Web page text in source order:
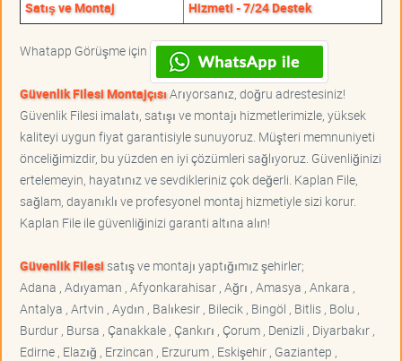
Satış ve Montaj
Hizmeti - 7/24 Destek
Whatapp Görüşme için
Güvenlik Filesi MontajçısıArıyorsanız, doğru adrestesiniz!
Güvenlik Filesi imalatı, satışı ve montajı hizmetlerimizle, yüksek
kaliteyi uygun fiyat garantisiyle sunuyoruz. Müşteri memnuniyeti
önceliğimizdir, bu yüzden en iyi çözümleri sağlıyoruz. Güvenliğinizi
ertelemeyin, hayatınız ve sevdikleriniz çok değerli. Kaplan File,
sağlam, dayanıklı ve profesyonel montaj hizmetiyle sizi korur.
Kaplan File ile güvenliğinizi garanti altına alın!
Güvenlik Filesisatış ve montajı yaptığımız şehirler;
Adana , Adıyaman , Afyonkarahisar , Ağrı , Amasya , Ankara ,
Antalya , Artvin , Aydın , Balıkesir , Bilecik , Bingöl , Bitlis , Bolu ,
Burdur , Bursa , Çanakkale , Çankırı , Çorum , Denizli , Diyarbakır ,
Edirne , Elazığ , Erzincan , Erzurum , Eskişehir , Gaziantep ,